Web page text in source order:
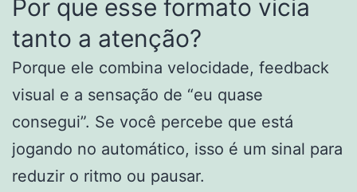
Por que esse formato vicia
tanto a atenção?
Porque ele combina velocidade, feedback
visual e a sensação de “eu quase
consegui”. Se você percebe que está
jogando no automático, isso é um sinal para
reduzir o ritmo ou pausar.